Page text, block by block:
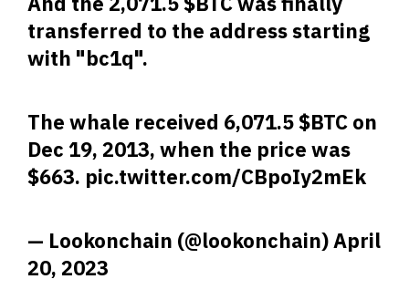
transferred to the address starting
with "bc1q".
The whale received 6,071.5$BTC on
Dec 19, 2013, when the price was
$663. pic.twitter.com/CBpoIy2mEk
— Lookonchain (@lookonchain)April
20, 2023